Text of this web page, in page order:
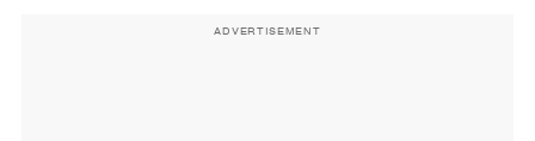
ADVERTISEMENT